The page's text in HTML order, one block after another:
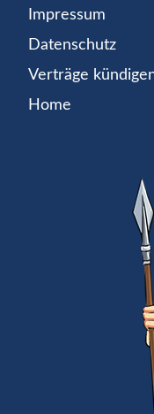
Impressum
Datenschutz
Verträge
Home